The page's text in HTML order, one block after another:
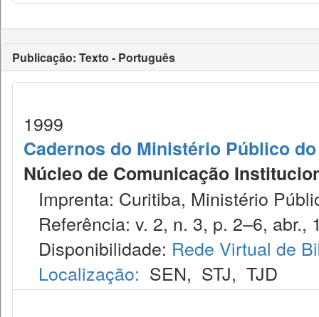
Publicação: Texto - Português
1999
Cadernos do Ministério Público
Núcleo de Comunicação
Imprenta: Curitiba, Ministério
Referência: v. 2, n. 3, p. 2–6, abr.,
Disponibilidade: Rede Virtual de
Localização: SEN, STJ, TJD